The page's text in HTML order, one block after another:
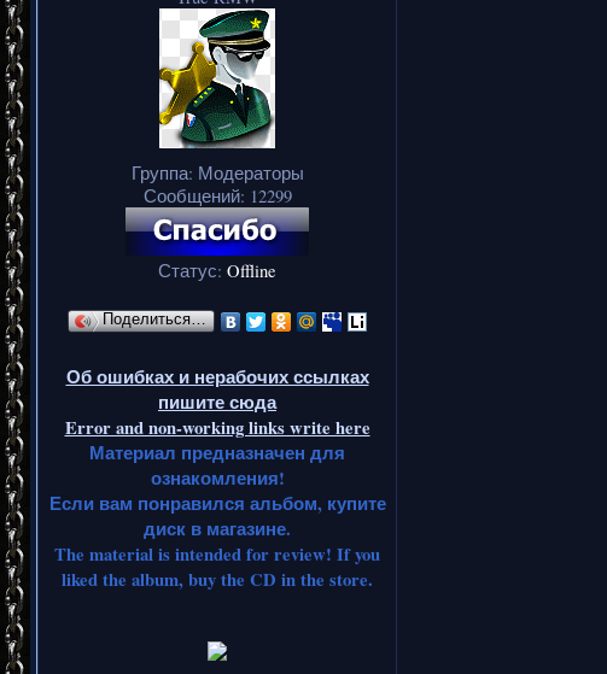
Группа: Модераторы
Сообщений: 12299
Статус: Offline
Поделиться…
Об ошибках и нерабочих ссылках
пишите сюда
Error and non-working links write here
Материал предназначен для
ознакомления!
Если вам понравился альбом, купите
диск в магазине.
The material is intended for review! If you
liked the album, buy the CD in the store.